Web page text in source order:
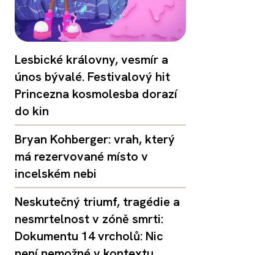
Lesbické královny, vesmír a
únos bývalé. Festivalový hit
Princezna kosmolesba dorazí
do kin
Bryan Kohberger: vrah, který
má rezervované místo v
incelském nebi
Neskutečný triumf, tragédie a
nesmrtelnost v zóně smrti:
Dokumentu 14 vrcholů: Nic